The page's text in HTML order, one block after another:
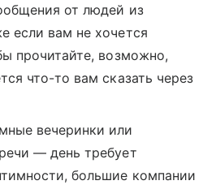
от людей из
если вам не хочется
прочитайте, возможно,
что-то вам сказать через
вечеринки или
— день требует
большие компании